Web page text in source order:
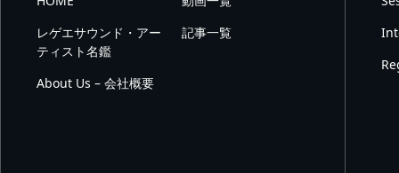
レゲエサウンド・アー
ティスト名鑑
記事一覧
About Us – 会社概要